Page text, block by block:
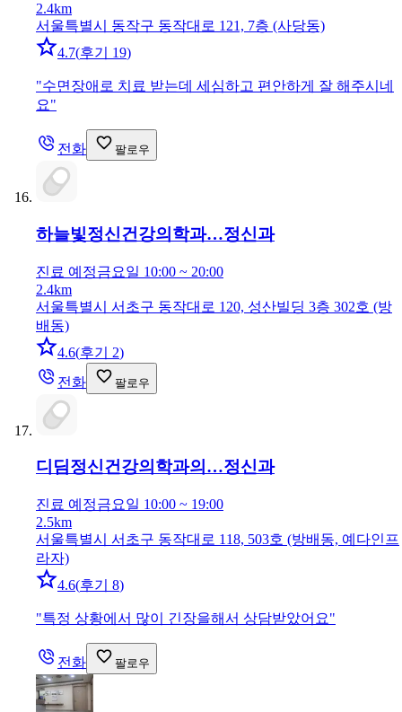
2.4km
서울특별시 동작구 동작대로 121, 7층 (사당동)
4.7(후기 19)
"수면장애로 치료 받는데 세심하고 편안하게 잘 해주시네
요"
전화 팔로우
하늘빛정신건강의학과…정신과
진료 예정금요일 10:00 ~ 20:00
2.4km
서울특별시 서초구 동작대로 120, 성산빌딩 3층 302호 (방
배동)
4.6(후기 2)
전화
팔로우
디딤정신건강의학과의…정신과
진료 예정금요일 10:00 ~ 19:00
2.5km
서울특별시 서초구 동작대로 118, 503호 (방배동, 예다인프
라자)
4.6(후기 8)
"특정 상황에서 많이 긴장을해서 상담받았어요"
전화 팔로우